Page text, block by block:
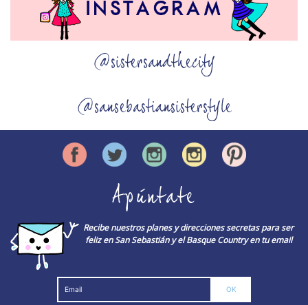
@sistersandthecity
@sansebastiansisterstyle
Apúntate
Recibe nuestros planes y direcciones secretas para ser
feliz en San Sebastián y el Basque Country en tu email